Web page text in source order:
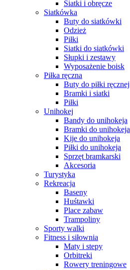
Siatki i obręcze
Siatkówka
Buty do siatkówki
Odzież
Piłki
Siatki do siatkówki
Słupki i zestawy
Wyposażenie boisk
Piłka ręczna
Buty do piłki ręcznej
Bramki i siatki
Piłki
Unihokej
Bandy do unihokeja
Bramki do unihokeja
Kije do unihokeja
Piłki do unihokeja
Sprzęt bramkarski
Akcesoria
Turystyka
Rekreacja
Baseny
Huśtawki
Place zabaw
Trampoliny
Sporty walki
Fitness i siłownia
Maty i stepy
Orbitreki
Rowery treningowe